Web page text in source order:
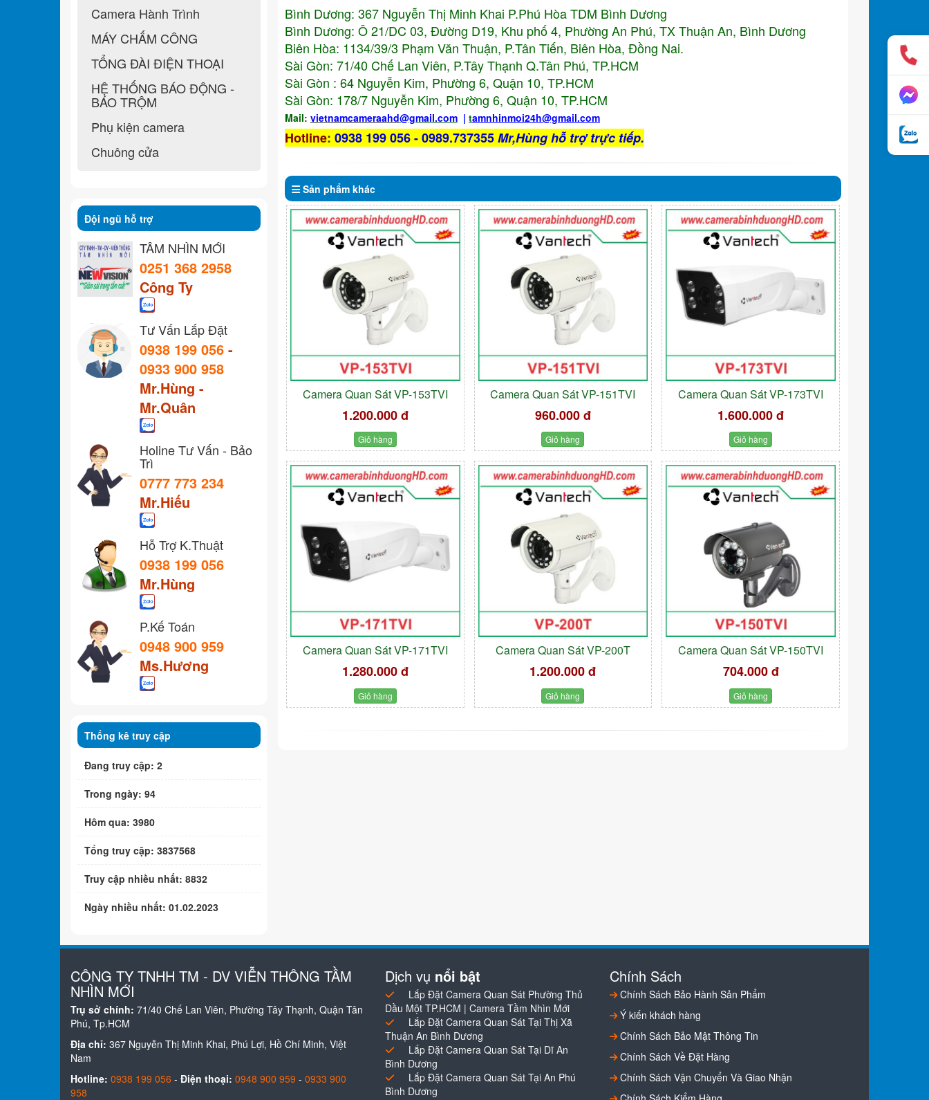
Bình Dương: 367 Nguyễn Thị Minh Khai P.Phú Hòa TDM Bình Dương
Bình Dương: Ô 21/DC 03, Đường D19, Khu phố 4, Phường An Phú, TX Thuận An, Bình Dương
Biên Hòa: 1134/39/3 Phạm Văn Thuận, P.Tân Tiến, Biên Hòa, Đồng Nai.
Sài Gòn: 71/40 Chế Lan Viên, P.Tây Thạnh Q.Tân Phú, TP.HCM
Sài Gòn : 64 Nguyễn Kim, Phường 6, Quận 10, TP.HCM
Sài Gòn: 178/7 Nguyễn Kim, Phường 6, Quận 10, TP.HCM
Mail: vietnamcameraahd@gmail.com | tamnhinmoi24h@gmail.com
Hotline: 0938 199 056 - 0989.737355Mr,Hùng hỗ trợ trực tiếp.
Sản phẩm khác
Camera Quan Sát VP-153TVI
1.200.000 đ
Giỏ hàng
Camera Quan Sát VP-151TVI
960.000 đ
Giỏ hàng
Camera Quan Sát VP-173TVI
1.600.000 đ
Giỏ hàng
Camera Quan Sát VP-171TVI
1.280.000 đ
Giỏ hàng
Camera Quan Sát VP-200T
1.200.000 đ
Giỏ hàng
Camera Quan Sát VP-150TVI
704.000 đ
Giỏ hàng
Camera Hành Trình
MÁY CHẤM CÔNG
TỔNG ĐÀI ĐIỆN THOẠI
HỆ THỐNG BÁO ĐỘNG -
BÁO TRỘM
Phụ kiện camera
Chuông cửa
Đội ngũ hỗ trợ
TẦM NHÌN MỚI
0251 368 2958
Công Ty
Tư Vấn Lắp Đặt
0938 199 056 -
0933 900 958
Mr.Hùng -
Mr.Quân
Holine Tư Vấn - Bảo
Trì
0777 773 234
Mr.Hiếu
Hỗ Trợ K.Thuật
0938 199 056
Mr.Hùng
P.Kế Toán
0948 900 959
Ms.Hương
Thống kê truy cập
Đang truy cập: 2
Trong ngày: 94
Hôm qua: 3980
Tổng truy cập: 3837568
Truy cập nhiều nhất: 8832
Ngày nhiều nhất: 01.02.2023
CÔNG TY TNHH TM - DV VIỄN THÔNG TẦM
NHÌN MỚI
Trụ sở chính: 71/40 Chế Lan Viên, Phường Tây Thạnh, Quận Tân
Phú, Tp.HCM
Địa chỉ: 367 Nguyễn Thị Minh Khai, Phú Lợi, Hồ Chí Minh, Việt
Nam
Hotline: 0938 199 056 - Điện thoại: 0948 900 959 - 0933 900
958
Dịch vụ nổi bật
Lắp Đặt Camera Quan Sát Phường Thủ
Dầu Một TP.HCM | Camera Tầm Nhìn Mới
Lắp Đặt Camera Quan Sát Tại Thị Xã
Thuận An Bình Dương
Lắp Đặt Camera Quan Sát Tại Dĩ An
Bình Dương
Lắp Đặt Camera Quan Sát Tại An Phú
Bình Dương
Chính Sách
Chính Sách Bảo Hành Sản Phẩm
Ý kiến khách hàng
Chính Sách Bảo Mật Thông Tin
Chính Sách Về Đặt Hàng
Chính Sách Vận Chuyển Và Giao Nhận